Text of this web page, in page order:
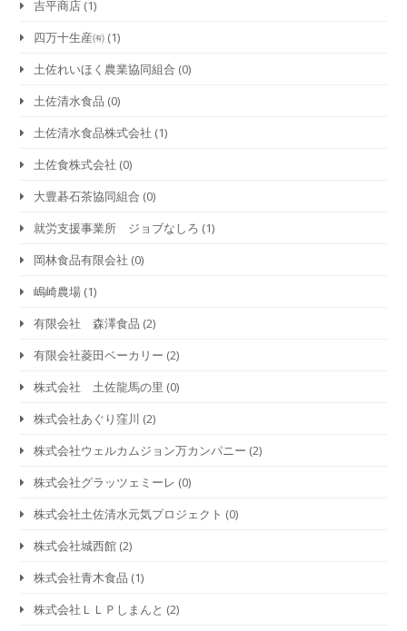
吉平商店 (1)
四万十生産㈲ (1)
土佐れいほく農業協同組合 (0)
土佐清水食品 (0)
土佐清水食品株式会社 (1)
土佐食株式会社 (0)
大豊碁石茶協同組合 (0)
就労支援事業所 ジョブなしろ (1)
岡林食品有限会社 (0)
嶋崎農場 (1)
有限会社 森澤食品 (2)
有限会社菱田ベーカリー (2)
株式会社 土佐龍馬の里 (0)
株式会社あぐり窪川 (2)
株式会社ウェルカムジョン万カンパニー (2)
株式会社グラッツェミーレ (0)
株式会社土佐清水元気プロジェクト (0)
株式会社城西館 (2)
株式会社青木食品 (1)
株式会社ＬＬＰしまんと (2)